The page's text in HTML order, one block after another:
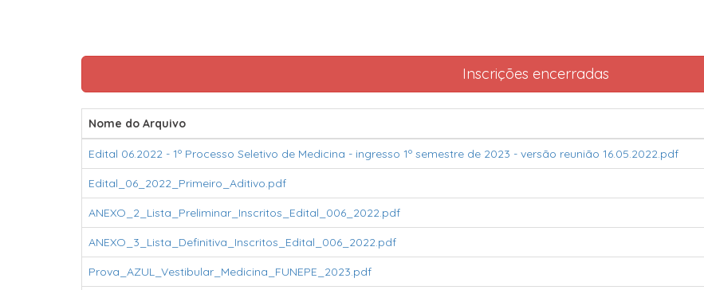
Inscrições encerradas
Nome do Arquivo
Edital 06.2022 - 1º Processo Seletivo de Medicina - ingresso 1º semestre de 2023 - versão reunião 16.05.2022.pdf
Edital_06_2022_Primeiro_Aditivo.pdf
ANEXO_2_Lista_Preliminar_Inscritos_Edital_006_2022.pdf
ANEXO_3_Lista_Definitiva_Inscritos_Edital_006_2022.pdf
Prova_AZUL_Vestibular_Medicina_FUNEPE_2023.pdf